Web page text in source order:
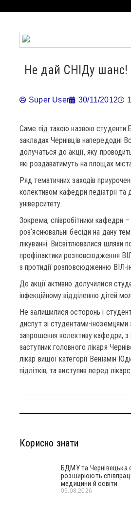
Не дай СНІДу шанс!
Super User 30/11/2012
Саме під такою назвою студенти
закладах Чернівців напередодні
долучаться до акції, яку
які роздаватимуть на площах
Ряд тематичних заходів
колективом кафедри педіатрії
університету.
Зокрема, співробітники кафедри –
роз‘яснювальні бесіди на дану
лікуванні. Висвітлювалися шляхи
профілактики розповсюдження
з протидії розповсюдженню ВІЛ-
До акції активно долучилися
інфекційному відділенню дітей
Не залишилися осторонь і
диспут зі студентами-
запрошення колективу кафедри, з
заступник головного лікаря
лікар вищої категорії Веніамін
підлітків, та виступив перед
Корисно знати
БДМУ та Чернівецька
розширюють
медицини й освіти
05.08.2026